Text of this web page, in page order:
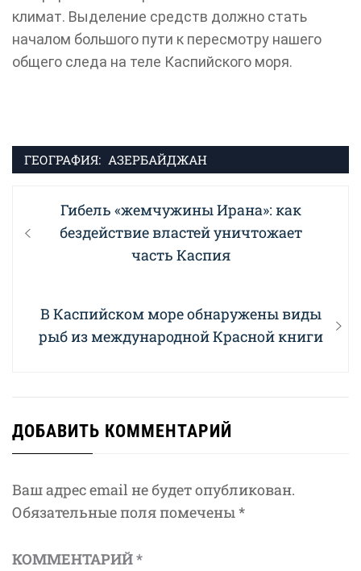
климат. Выделение средств должно стать
началом большого пути к пересмотру нашего
общего следа на теле Каспийского моря.
ГЕОГРАФИЯ: АЗЕРБАЙДЖАН
Навигация
по
Previous
post:
Гибель «жемчужины Ирана»: как
бездействие властей уничтожает
часть Каспия
Next
post:
В Каспийском море обнаружены виды
рыб из международной Красной книги
ДОБАВИТЬ КОММЕНТАРИЙ
Ваш адрес email не будет опубликован.
Обязательные поля помечены *
КОММЕНТАРИЙ*